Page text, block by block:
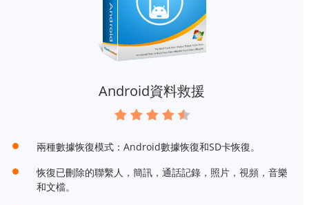
Android資料救援
兩種數據恢復模式：Android數據恢復和SD卡恢復。
恢復已刪除的聯繫人，簡訊，通話記錄，照片，視頻，音樂
和文檔。